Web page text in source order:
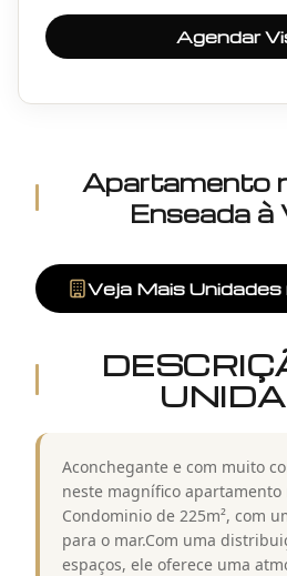
Apartamento
Enseada à
Veja Mais Unidades
Aconchegante e com muito
neste magnífico apartamento
Condominio de 225m², com
para o mar.Com uma
espaços, ele oferece uma
Agendar